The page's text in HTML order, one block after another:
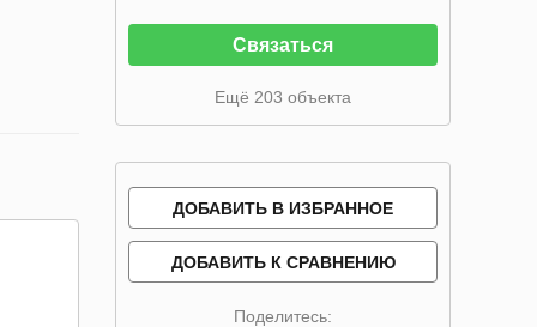
Связаться
Ещё 203 объекта
ДОБАВИТЬ В ИЗБРАННОЕ
ДОБАВИТЬ К СРАВНЕНИЮ
Поделитесь: